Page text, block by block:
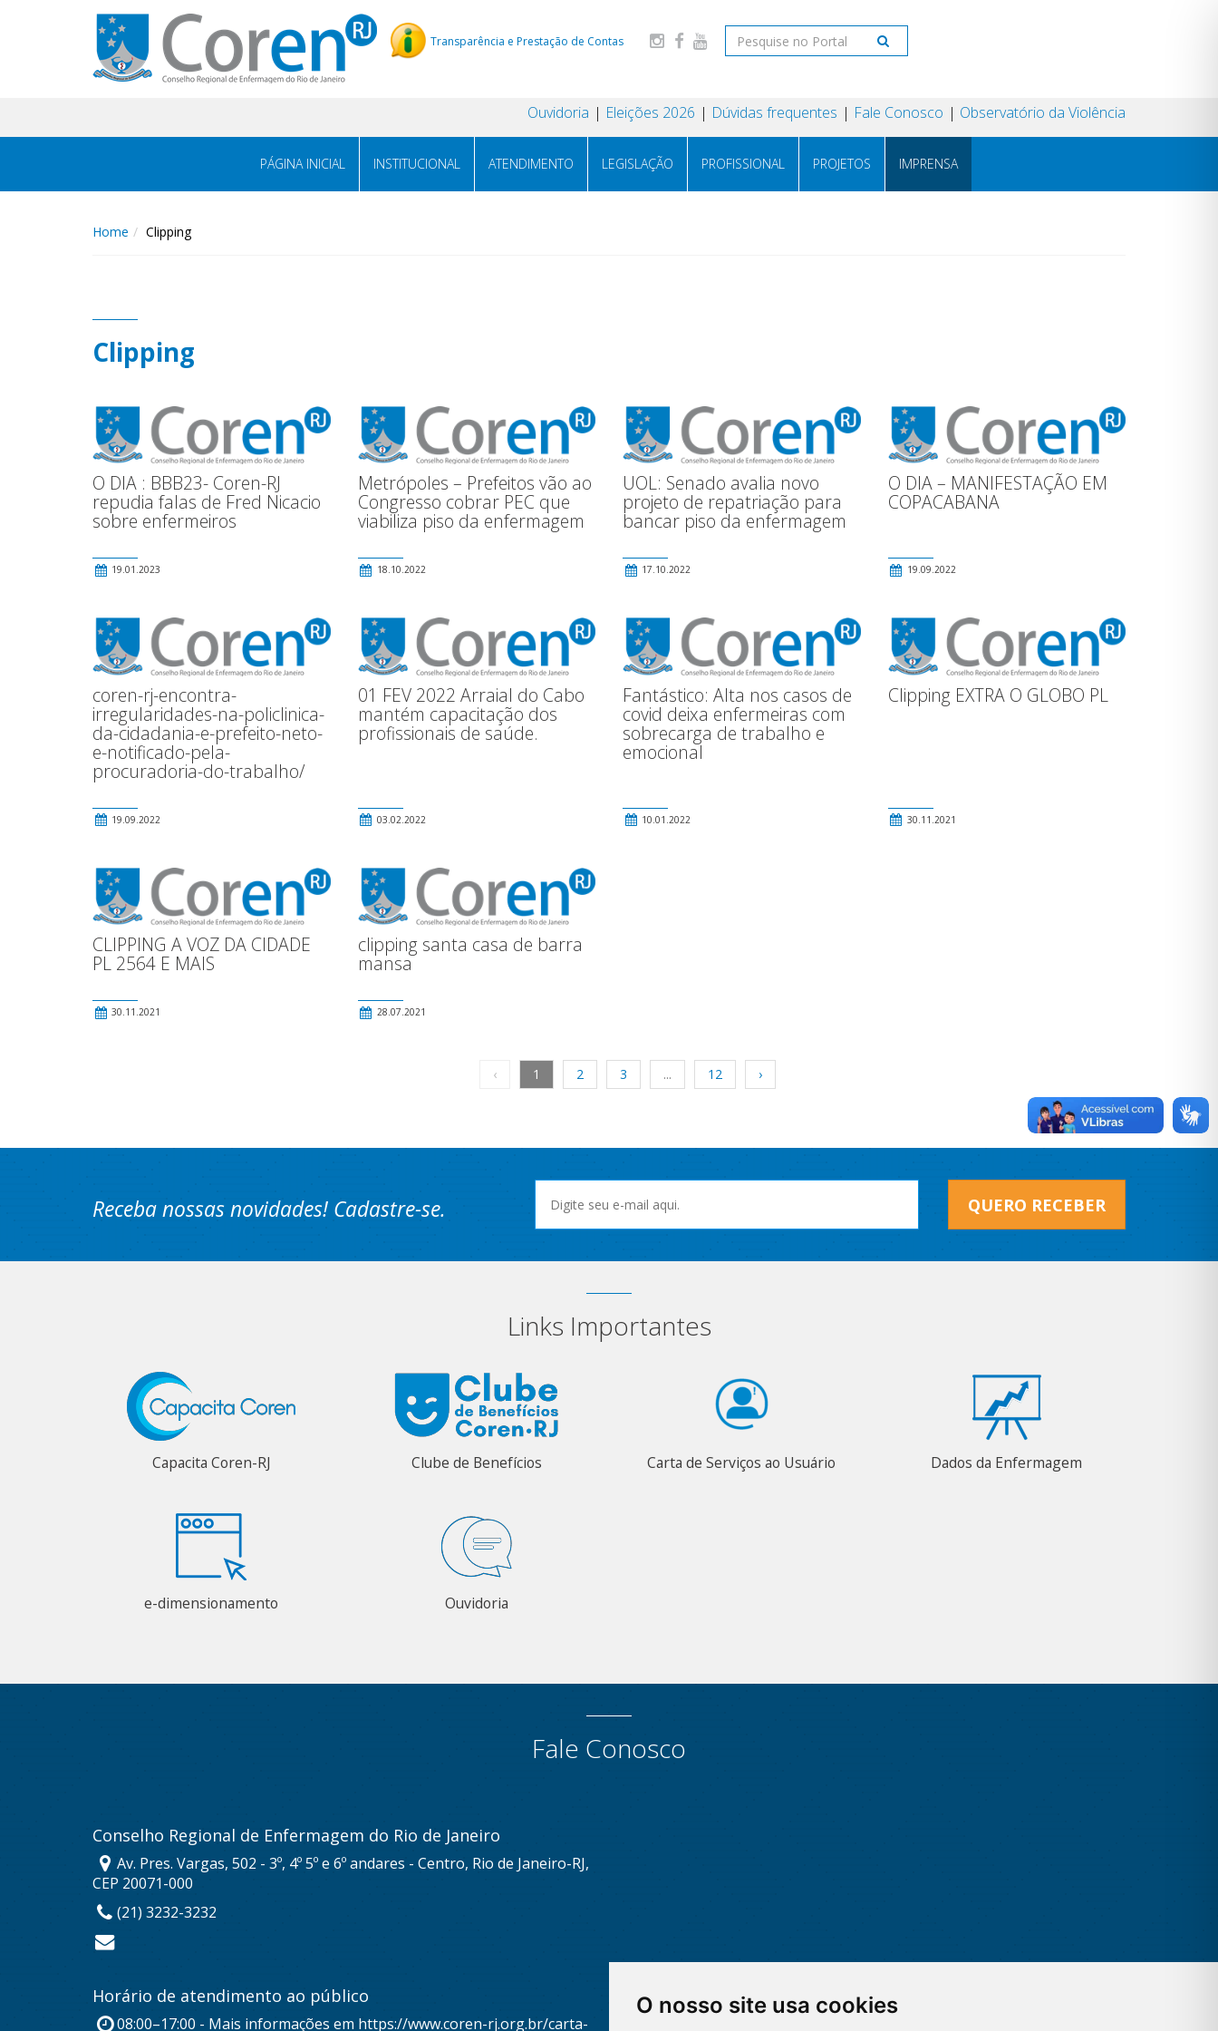
O nosso site usa cookies
Transparência e Prestação de Contas
Ouvidoria Eleições 2026 Dúvidas frequentes Fale Conosco Observatório da Violência
PÁGINA INICIAL INSTITUCIONAL ATENDIMENTO LEGISLAÇÃO PROFISSIONAL PROJETOS IMPRENSA
Home Clipping
Clipping
O DIA : BBB23- Coren-RJ
repudia falas de Fred Nicacio
sobre enfermeiros
19.01.2023
Metrópoles – Prefeitos vão ao
Congresso cobrar PEC que
viabiliza piso da enfermagem
18.10.2022
UOL: Senado avalia novo
projeto de repatriação para
bancar piso da enfermagem
17.10.2022
O DIA – MANIFESTAÇÃO EM
COPACABANA
19.09.2022
coren-rj-encontra-
irregularidades-na-policlinica-
da-cidadania-e-prefeito-neto-
e-notificado-pela-
procuradoria-do-trabalho/
19.09.2022
01 FEV 2022 Arraial do Cabo
mantém capacitação dos
profissionais de saúde.
03.02.2022
Fantástico: Alta nos casos de
covid deixa enfermeiras com
sobrecarga de trabalho e
emocional
10.01.2022
Clipping EXTRA O GLOBO PL
30.11.2021
CLIPPING A VOZ DA CIDADE
PL 2564 E MAIS
30.11.2021
clipping santa casa de barra
mansa
28.07.2021
‹ 1 2 3 ... 12 ›
Receba nossas novidades! Cadastre-se. QUERO RECEBER
Links Importantes
Capacita Coren-RJ Clube de Benefícios Carta de Serviços ao Usuário Dados da Enfermagem
e-dimensionamento Ouvidoria
Fale Conosco
Conselho Regional de Enfermagem do Rio de Janeiro
Av. Pres. Vargas, 502 - 3º, 4º 5º e 6º andares - Centro, Rio de Janeiro-RJ,
CEP 20071-000
(21) 3232-3232
Horário de atendimento ao público
08:00–17:00 - Mais informações em https://www.coren-rj.org.br/carta-